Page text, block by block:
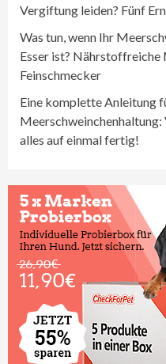
Vergiftung leiden? Fünf
Was tun, wenn Ihr
Esser ist?
Feinschmecker
Eine komplette Anleitung
alles auf einmal fertig!